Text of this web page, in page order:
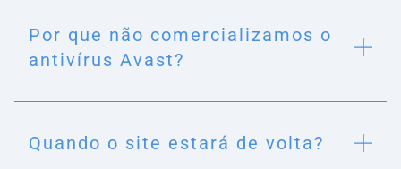
Por que não comercializamos o
antivírus Avast?
Quando o site estará de volta?